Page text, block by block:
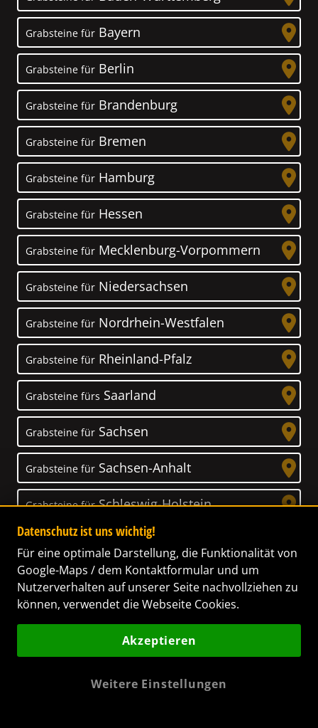
Grabsteine für Bayern
Grabsteine für Berlin
Grabsteine für Brandenburg
Grabsteine für Bremen
Grabsteine für Hamburg
Grabsteine für Hessen
Grabsteine für Mecklenburg-Vorpommern
Grabsteine für Niedersachsen
Grabsteine für Nordrhein-Westfalen
Grabsteine für Rheinland-Pfalz
Grabsteine fürs Saarland
Grabsteine für Sachsen
Grabsteine für Sachsen-Anhalt
Grabsteine fürSchleswig-Holstein
Thüringen
es uns zur Aufgabe gemacht, Ihnen dabei zu
Datenschutz ist uns wichtig!
Für eine optimale Darstellung, die Funktionalität von
Google-Maps / dem Kontaktformular und um
Nutzerverhalten auf unserer Seite nachvollziehen zu
können, verwendet die Webseite Cookies.
Akzeptieren
Weitere Einstellungen